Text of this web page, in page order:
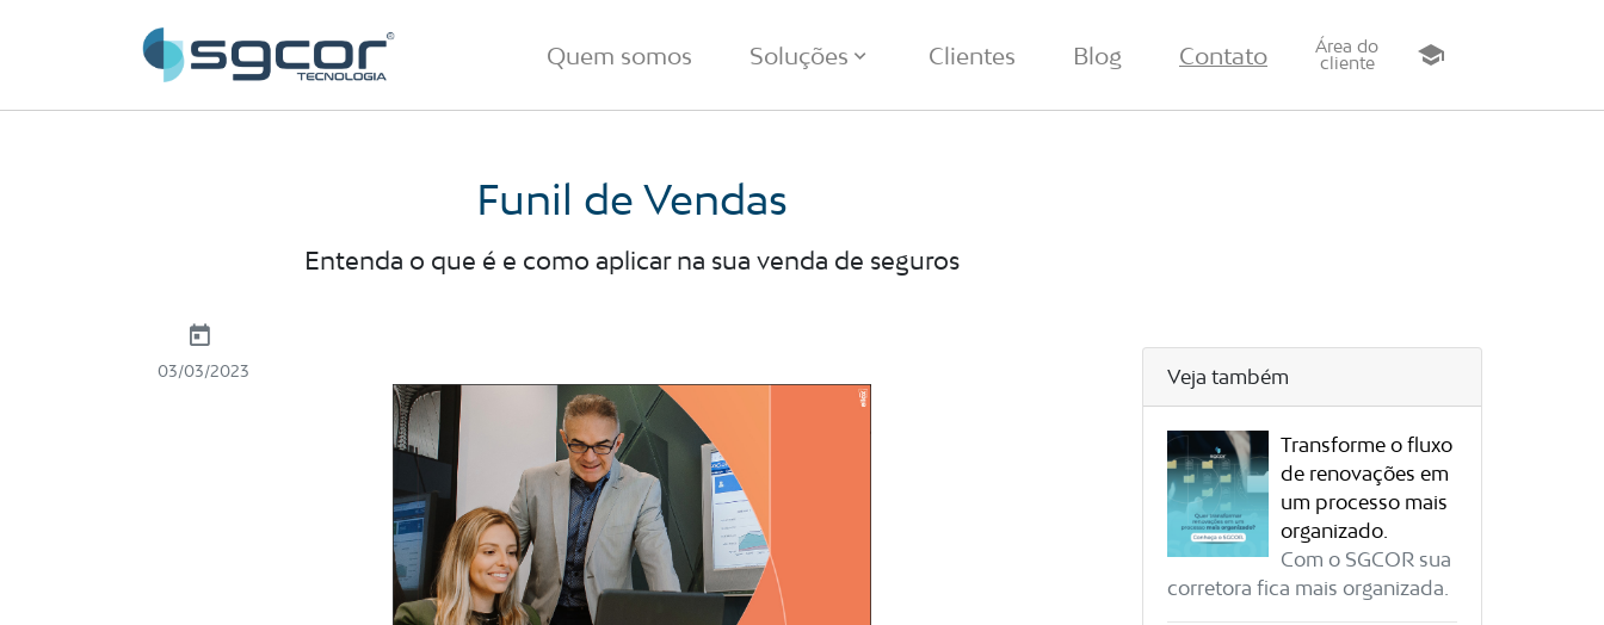
Quem somos Soluções Clientes Blog Contato
Área do
cliente
school
Funil de Vendas
Entenda o que é e como aplicar na sua venda de seguros
03/03/2023 Veja também
Transforme o fluxo
de renovações em
um processo mais
organizado.
Com o SGCOR sua
corretora fica mais organizada.